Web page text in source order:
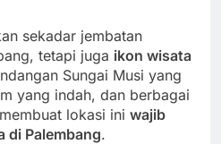
sekadar jembatan
tetapi juga ikon wisata
Sungai Musi yang
yang indah, dan berbagai
lokasi ini wajib
di Palembang.